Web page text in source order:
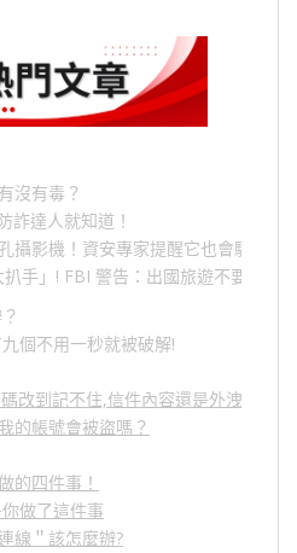
沒有毒？
詐達人就知道！
攝影機！資安專家提醒它也會駭人成
手」 ! FBI 警告：出國旅遊不要做的
個不用一秒就被破解!
改到記不住,信件內容還是外洩？」,
的帳號會被盜嗎？
的四件事！
做了這件事
線＂該怎麼辦?